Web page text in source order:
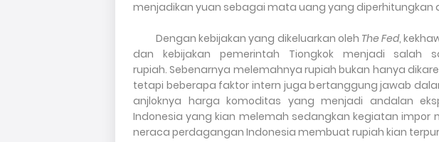
menjadikan yuan sebagai mata uang yang diperhitungkan
Dengan kebijakan yang dikeluarkan oleh The Fed,
dan kebijakan pemerintah Tiongkok menjadi salah
rupiah. Sebenarnya melemahnya rupiah bukan hanya
tetapi beberapa faktor intern juga bertanggung jawab
anjloknya harga komoditas yang menjadi andalan
Indonesia yang kian melemah sedangkan kegiatan impor
neraca perdagangan Indonesia membuat rupiah kian